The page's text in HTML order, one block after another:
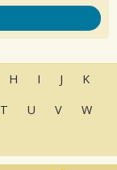
H I J
K
T U V
W